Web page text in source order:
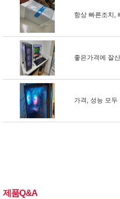
항상 빠른조치,
좋은가격에 잘
가격, 성능 모두
제품Q&A